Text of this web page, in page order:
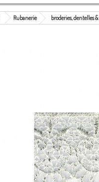
Rubanerie broderies, dentelles